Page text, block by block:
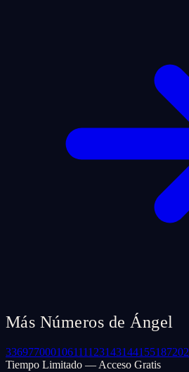
Más Números de Ángel
336977000106111123143144155187202
Tiempo Limitado — Acceso Gratis